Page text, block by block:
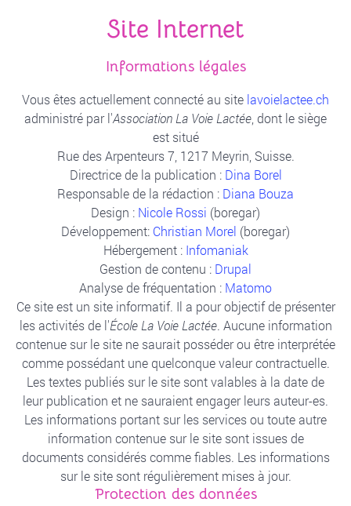
Site Internet
Informations légales
Vous êtes actuellement connecté au site lavoielactee.ch
administré par l'Association La Voie Lactée dont le siège
est situé
Rue des Arpenteurs 7, 1217 Meyrin, Suisse.
Directrice de la publication : Dina Borel
Responsable de la rédaction : Diana Bouza
Design : Nicole Rossi (boregar)
Développement: Christian Morel (boregar)
Hébergement : Infomaniak
Gestion de contenu : Drupal
Analyse de fréquentation : Matomo
Ce site est un site informatif. Il a pour objectif de présenter
les activités de l'École La Voie Lactée. Aucune information
contenue sur le site ne saurait posséder ou être interprétée
comme possédant une quelconque valeur contractuelle.
Les textes publiés sur le site sont valables à la date de
leur publication et ne sauraient engager leurs auteur-es.
Les informations portant sur les services ou toute autre
information contenue sur le site sont issues de
documents considérés comme fiables. Les informations
sur le site sont régulièrement mises à jour.
Protection des données